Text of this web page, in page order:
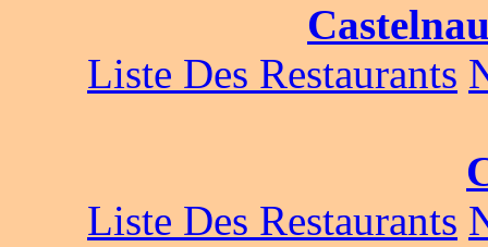
Liste Des Restaurants
Liste Des Restaurants